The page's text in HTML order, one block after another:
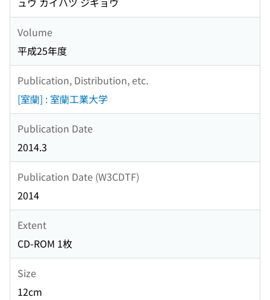
Volume
平成25年度
Publication, Distribution, etc.
[室蘭] : 室蘭工業大学
Publication Date
2014.3
Publication Date (W3CDTF)
2014
Extent
CD-ROM 1枚
Size
12cm